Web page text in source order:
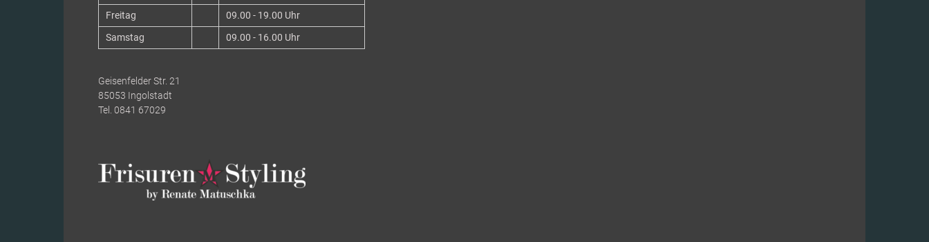
Freitag
09.00 - 19.00 Uhr
Samstag
09.00 - 16.00 Uhr
Geisenfelder Str. 21
85053 Ingolstadt
Tel. 0841 67029